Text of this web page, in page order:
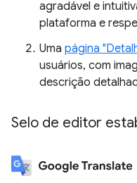
agradável e
plataforma e
Uma página
usuários, com
descrição
Selo de editor